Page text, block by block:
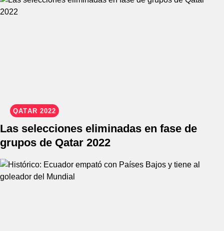
QATAR 2022
Las selecciones eliminadas en fase de
grupos de Qatar 2022